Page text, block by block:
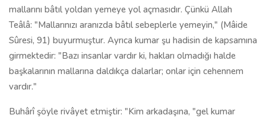
mallarını bâtıl yoldan yemeye yol açmasıdır. Çünkü Allah
Teâlâ: "Mallarınızı aranızda bâtıl sebeplerle yemeyin," (Mâide
Sûresi, 91) buyurmuştur. Ayrıca kumar şu hadisin de kapsamına
girmektedir: "Bazı insanlar vardır ki, hakları olmadığı halde
başkalarının mallarına daldıkça dalarlar; onlar için cehennem
vardır."
Buhârî şöyle rivâyet etmiştir: "Kim arkadaşına, "gel kumar